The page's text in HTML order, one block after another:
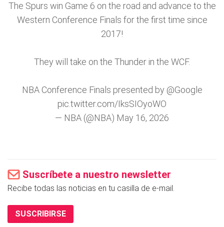
The Spurs win Game 6 on the road and advance to the
Western Conference Finals for the first time since
2017!
They will take on the Thunder in the WCF.
NBA Conference Finals presented by @Google
pic.twitter.com/IksSIOyoWO
— NBA (@NBA) May 16, 2026
Suscríbete a nuestro newsletter
Recibe todas las noticias en tu casilla de e-mail.
SUSCRIBIRSE